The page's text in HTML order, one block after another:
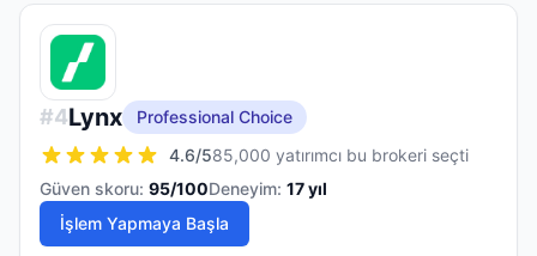
#4Lynx
Professional Choice
4.6/585,000 yatırımcı bu brokeri seçti
Güven skoru: 95/100Deneyim: 17yıl
İşlem Yapmaya Başla